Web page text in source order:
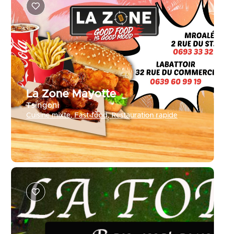
La Zone Mayotte
Tsingoni
Cuisine mixte,Fast-food,Restauration rapide